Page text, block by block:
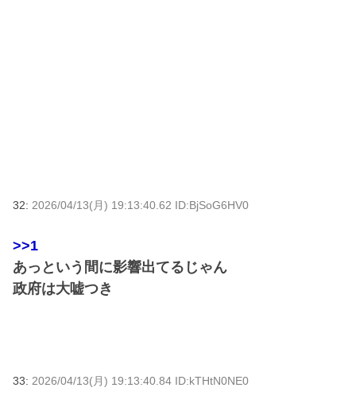
32: 2026/04/13(月) 19:13:40.62 ID:BjSoG6HV0
>>1
あっという間に影響出てるじゃん
政府は大嘘つき
33: 2026/04/13(月) 19:13:40.84 ID:kTHtN0NE0